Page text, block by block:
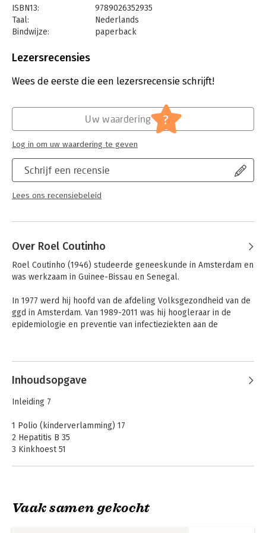
ISBN13:
9789026352935
Taal:
Nederlands
Bindwijze:
paperback
Uitgever:
Verschijningsdatum:
19-2-2021
Lezersrecensies
Wees de eerste die een lezersrecensie schrijft!
Schrijf een recensie
Lees ons recensiebeleid
Uw waardering ?
Log in om uw waardering te geven
Over Roel Coutinho
Roel Coutinho (1946) studeerde geneeskunde in Amsterdam en
was werkzaam in Guinee-Bissau en Senegal.
In 1977 werd hij hoofd van de afdeling Volksgezondheid van de
ggd in Amsterdam. Van 1989-2011 was hij hoogleraar in de
epidemiologie en preventie van infectieziekten aan de
In 2000 werd hij algemeen directeur van de ggd Amsterdam,
het rivm, een functie die hij vervulde tot augustus 2013. Sinds
2011 is hij hoogleraar in de epidemiologie en preventie van
infectieziekten in het bijzonder in het veterinair-humane
domein bij de Universiteit Utrecht.
Andere boeken door Roel Coutinho
De geplaagde
Vaxx
Inhoudsopgave
Inleiding 7
1 Polio (kinderverlamming) 17
2 Hepatitis B 35
3 Kinkhoest 51
8 Meningokokken 109
Vaak samen gekocht